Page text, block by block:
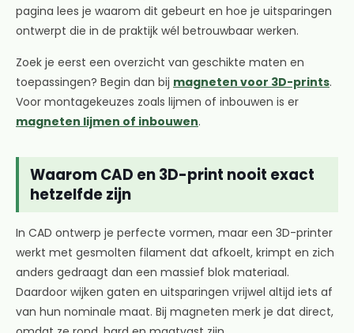
pagina lees je waarom dit gebeurt en hoe je uitsparingen
ontwerpt die in de praktijk wél betrouwbaar werken.
Zoek je eerst een overzicht van geschikte maten en
toepassingen? Begin dan bij magneten voor 3D-prints.
Voor montagekeuzes zoals lijmen of inbouwen is er
magneten lijmen of inbouwen.
Waarom CAD en 3D-print nooit exact
hetzelfde zijn
In CAD ontwerp je perfecte vormen, maar een 3D-printer
werkt met gesmolten filament dat afkoelt, krimpt en zich
anders gedraagt dan een massief blok materiaal.
Daardoor wijken gaten en uitsparingen vrijwel altijd iets af
van hun nominale maat. Bij magneten merk je dat direct,